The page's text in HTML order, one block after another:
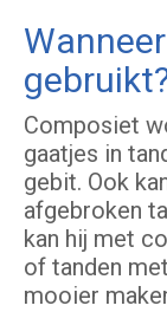
Composiet
gaatjes in
gebit. Ook
afgebroken
kan hij met
of tanden
mooier